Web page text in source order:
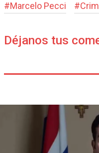
#Marcelo Pecci #
Déjanos tus